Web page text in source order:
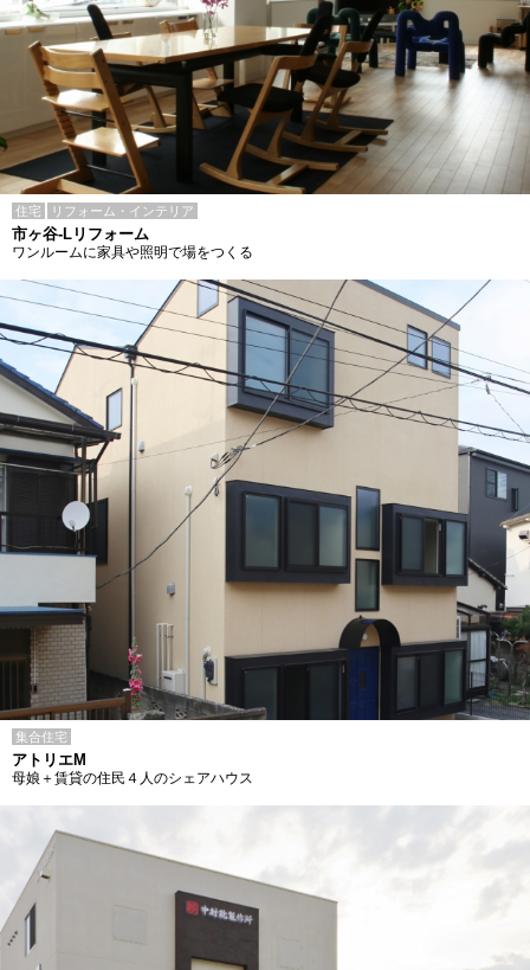
住宅 リフォーム・インテリア
市ヶ谷-Lリフォーム
ワンルームに家具や照明で場をつくる
集合住宅
アトリエM
母娘＋賃貸の住民４人のシェアハウス